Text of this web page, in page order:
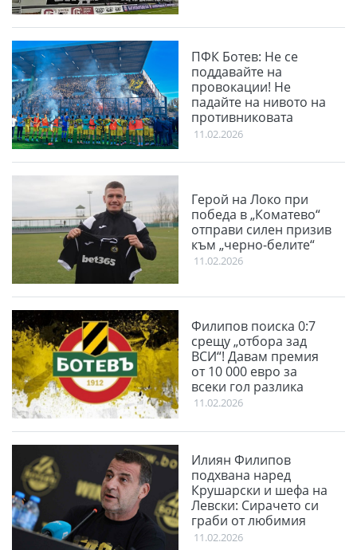
ПФК Ботев: Не се
поддавайте на
провокации! Не
падайте на нивото на
противниковата
публика
11.02.2026
Герой на Локо при
победа в „Коматево“
отправи силен призив
към „черно-белите“
11.02.2026
Филипов поиска 0:7
срещу „отбора зад
ВСИ“! Давам премия
от 10 000 евро за
всеки гол разлика
11.02.2026
Илиян Филипов
подхвана наред
Крушарски и шефа на
Левски: Сирачето си
граби от любимия
клуб
11.02.2026